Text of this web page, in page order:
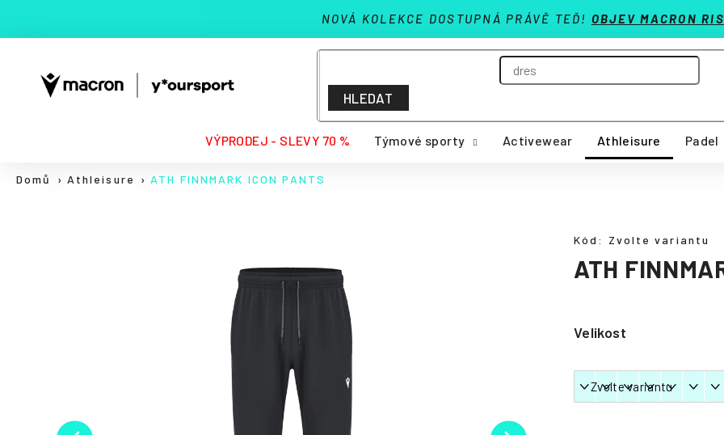
obsah
NOVÁ KOLEKCE DOSTUPNÁ PRÁVĚ TEĎ! OBJEV MACRON
HLEDAT
VÝPRODEJ - SLEVY 70 % Týmové sporty Activewear Athleisure Padel
Domů Athleisure ATH FINNMARK ICON PANTS
ATH
Velikost
Kód: Zvolte variantu
Zpět
obchodu
Zpět
obchodu